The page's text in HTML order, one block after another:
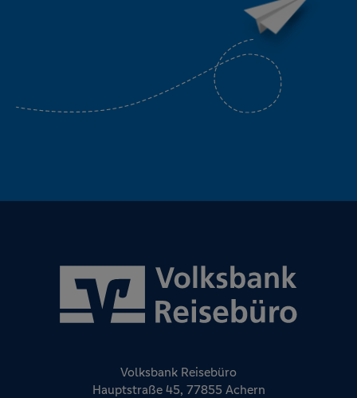
Volksbank Reisebüro
Hauptstraße 45, 77855 Achern